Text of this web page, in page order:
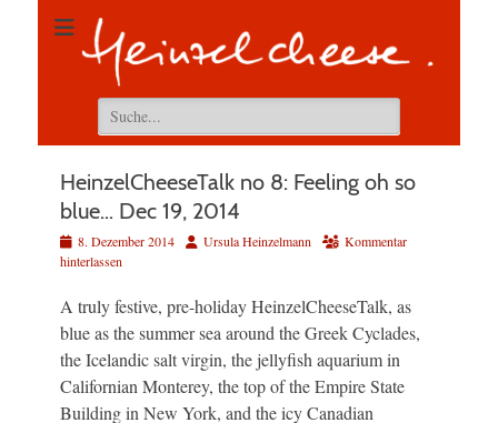
Suchen
nach:
HeinzelCheeseTalk no 8: Feeling oh so
blue… Dec 19, 2014
Veröffentlicht
am
8. Dezember 2014 AutorUrsula Heinzelmann
Kommentar
hinterlassen
A truly festive, pre-holiday HeinzelCheeseTalk, as
blue as the summer sea around the Greek Cyclades,
the Icelandic salt virgin, the jellyfish aquarium in
Californian Monterey, the top of the Empire State
Building in New York, and the icy Canadian